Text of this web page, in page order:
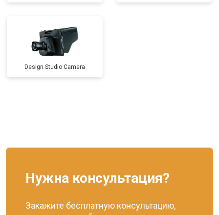
Design Studio Camera
Нужна консультация?
Закажите бесплатную консультацию,